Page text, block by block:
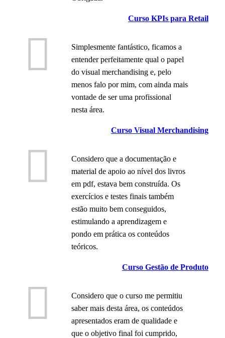
Curso KPIs para Retail
Simplesmente fantástico, ficamos a
entender perfeitamente qual o papel
do visual merchandising e, pelo
menos falo por mim, com ainda mais
vontade de ser uma profissional
nesta área.
Curso Visual Merchandising
Considero que a documentação e
material de apoio ao nível dos livros
em pdf, estava bem construída. Os
exercícios e testes finais também
estão muito bem conseguidos,
estimulando a aprendizagem e
pondo em prática os conteúdos
teóricos.
Curso Gestão de Produto
Considero que o curso me permitiu
saber mais desta área, os conteúdos
apresentados eram de qualidade e
que o objetivo final foi cumprido,